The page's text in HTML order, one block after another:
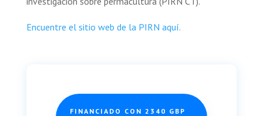
Encuentre el sitio web de la PIRN aquí.
FINANCIADO CON 2340 GBP